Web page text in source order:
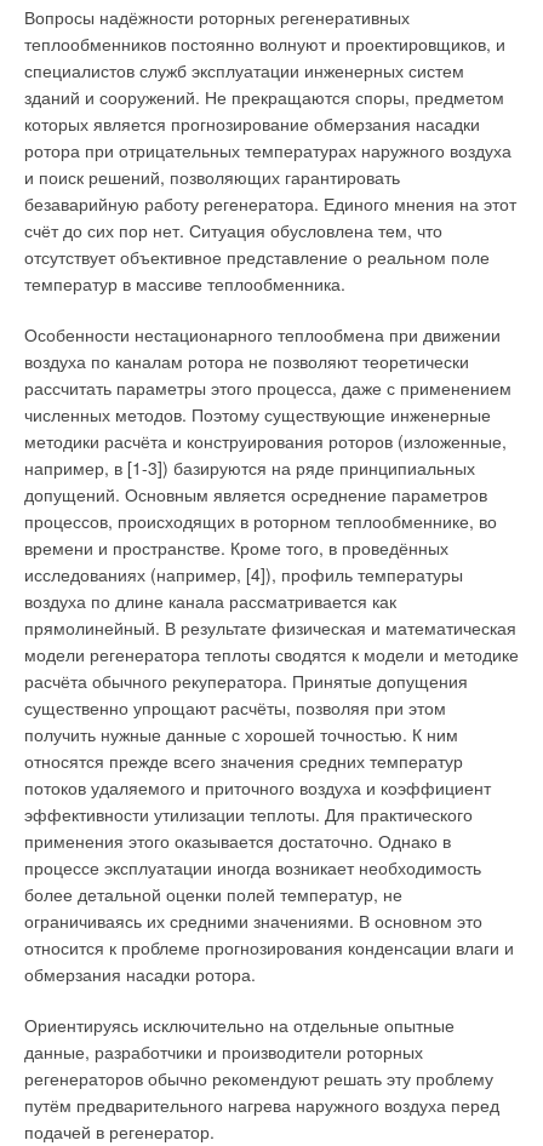
Вопросы надёжности роторных регенеративных
теплообменников постоянно волнуют и проектировщиков, и
специалистов служб эксплуатации инженерных систем
зданий и сооружений. Не прекращаются споры, предметом
которых является прогнозирование обмерзания насадки
ротора при отрицательных температурах наружного воздуха
и поиск решений, позволяющих гарантировать
безаварийную работу регенератора. Единого мнения на этот
счёт до сих пор нет. Ситуация обусловлена тем, что
отсутствует объективное представление о реальном поле
температур в массиве теплообменника.
Особенности нестационарного теплообмена при движении
воздуха по каналам ротора не позволяют теоретически
рассчитать параметры этого процесса, даже с применением
численных методов. Поэтому существующие инженерные
методики расчёта и конструирования роторов (изложенные,
например, в [1-3]) базируются на ряде принципиальных
допущений. Основным является осреднение параметров
процессов, происходящих в роторном теплообменнике, во
времени и пространстве. Кроме того, в проведённых
исследованиях (например, [4]), профиль температуры
воздуха по длине канала рассматривается как
прямолинейный. В результате физическая и математическая
модели регенератора теплоты сводятся к модели и методике
расчёта обычного рекуператора. Принятые допущения
существенно упрощают расчёты, позволяя при этом
получить нужные данные с хорошей точностью. К ним
относятся прежде всего значения средних температур
потоков удаляемого и приточного воздуха и коэффициент
эффективности утилизации теплоты. Для практического
применения этого оказывается достаточно. Однако в
процессе эксплуатации иногда возникает необходимость
более детальной оценки полей температур, не
ограничиваясь их средними значениями. В основном это
относится к проблеме прогнозирования конденсации влаги и
обмерзания насадки ротора.
Ориентируясь исключительно на отдельные опытные
данные, разработчики и производители роторных
регенераторов обычно рекомендуют решать эту проблему
путём предварительного нагрева наружного воздуха перед
подачей в регенератор.
круглого и прямоугольного сечения тогда ещё не было. В
настоящее время в России рынок делится на канальные
(около 300-400 тыс. штук в год) и классические радиальные,
крышные и осевые вентиляторы (до 150 тыс. штук в год). Как
видно, общий размер рынка вырос, при этом малые
вентиляторы в габаритах №2-№4 (200-400 мм)
преимущественно используются как канальные, что удобнее
в монтаже, компактнее и дешевле по стоимости. В 2014 году
для многих проектов и заказчиков появилось новое
требование — заместить импортную продукцию на
отечественные аналоги. При этом есть мнение, что своего
выпускается, устарело и не конкурентоспособно импорту.
Канальные вентиляторы в России производятся с 1994 года,
и через 20 лет все возможные типы вентиляторов,
предлагаемые импортными производителями, также
производятся и отечественными компаниями: «Лиссант»,
«КОРФ», «ВЕЗА», «ВКТ», «Нормалвент» и прочими.
Доля крупнейших поставщиков канальных вентиляторов —
Ostberg, Systemair, Remak — не превышает 50 % рынка и
неуклонно снижается, несмотря на нулевые таможенные
пошлины на все импортируемые вентиляторы (данные
агентства Litvinchuk Marketing).
При производстве в России аналогов импортных канальных
вентиляторов применяются ключевые компоненты мотор-
колёса импортного производства Европы и Китая, корпуса
изготавливаются в России по различным технологиям, в том
числе методами штамповки, раскатки и пластикового литья.
В настоящее время в России рынок делится на
канальные и классические радиальные,
крышные и осевые вентиляторы. Как видно,
вентиляторы в габаритах №2-№4
преимущественно используются как
канальные, что удобнее в монтаже, компактнее
и дешевле по стоимости